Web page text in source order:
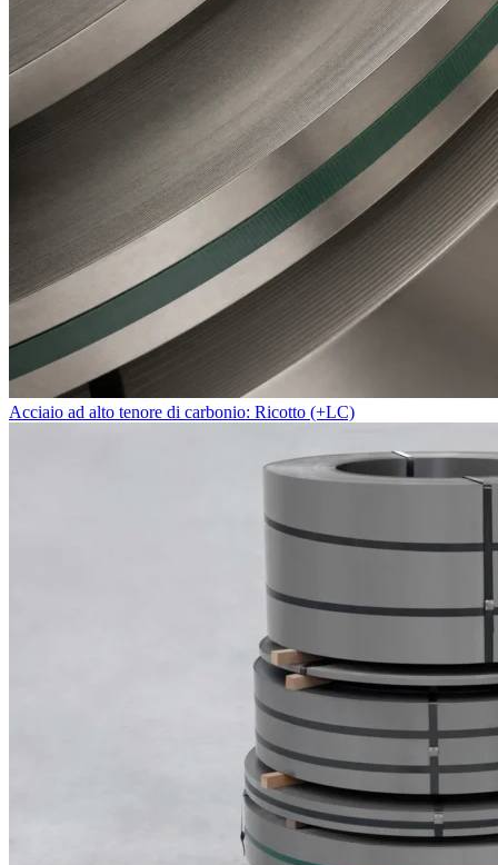
Acciaio ad alto tenore di carbonio: Ricotto (+LC)